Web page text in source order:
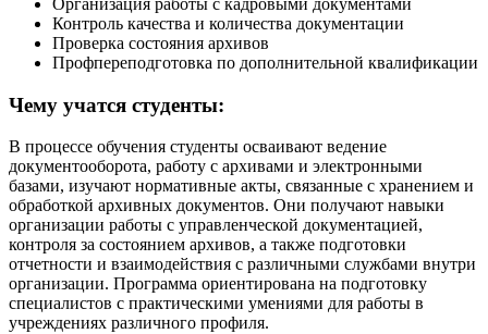
Контроль качества и количества документации
Проверка состояния архивов
Профпереподготовка по дополнительной квалификации
Чему учатся студенты:
В процессе обучения студенты осваивают ведение
документооборота, работу с архивами и электронными
базами, изучают нормативные акты, связанные с хранением и
обработкой архивных документов. Они получают навыки
организации работы с управленческой документацией,
контроля за состоянием архивов, а также подготовки
отчетности и взаимодействия с различными службами внутри
организации. Программа ориентирована на подготовку
специалистов с практическими умениями для работы в
учреждениях различного профиля.